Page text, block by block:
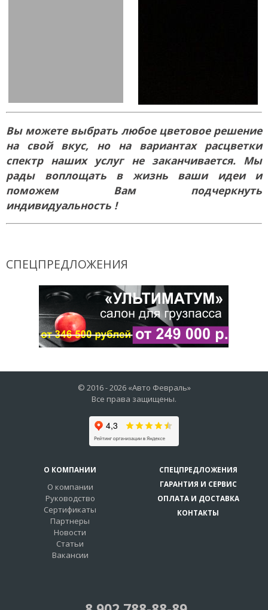
Вы можете выбрать любое цветовое решение
на свой вкус, но на вариантах расцветки
спектр наших услуг не заканчивается. Мы
рады воплощать в жизнь ваши идеи и
поможем Вам подчеркнуть
индивидуальность !
СПЕЦПРЕДЛОЖЕНИЯ
© 2016 -2026 «Авто Февраль»
Все права защищены.
О КОМПАНИИ
О компании
Руководство
Сертификаты
Партнеры
Новости
Статьи
Вакансии
СПЕЦПРЕДЛОЖЕНИЯ
ГАРАНТИЯ И СЕРВИС
ОПЛАТА И ДОСТАВКА
КОНТАКТЫ